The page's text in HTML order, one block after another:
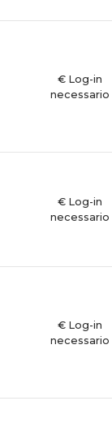
€ Log-in
necessario
€ Log-in
necessario
€ Log-in
necessario